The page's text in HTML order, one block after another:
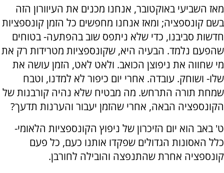
מאז השביעי באוקטובר, אנחנו מכנים את העיוורון הזה
בשם קונספציה; ומאז אנחנו מחפשים כל הזמן קונספציות
חדשות סביבנו, כדי שלא ניתפס שוב בהפתעה- בטוחים
שהפעם נלמד. הבעיה היא, שקונספציות מטרידות רק את
מי שחווה את ניפוצן הכואב. ולאט לאט, הזמן עושה את
שלו- ושוחק. עובדה. אחרי יום כיפור לא למדנו, וטבח
שמחת תורה התרחש. מה מבטיח שלא נהיה קורבנות של
הקונספציה הבאה, אחרי שהזמן יעבור והערנות תדעך?
ט' באב הוא יום הזיכרון של ניפוץ הקונספציות הלאומי-
כלל האסונות הגדולים שפקדו אותנו כעם, כל פעם
קונספציה אחרת שהתנפצה והובילה לחורבן.